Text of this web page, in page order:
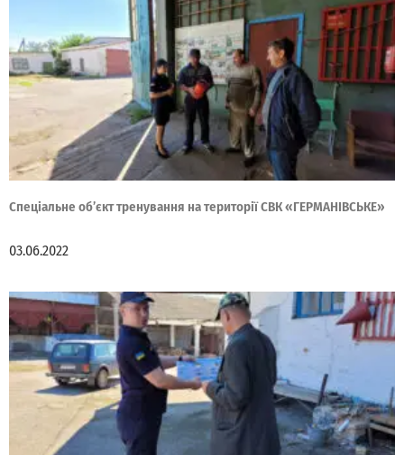
Спеціальне об’єкт тренування на території СВК «ГЕРМАНІВСЬКЕ»
03.06.2022